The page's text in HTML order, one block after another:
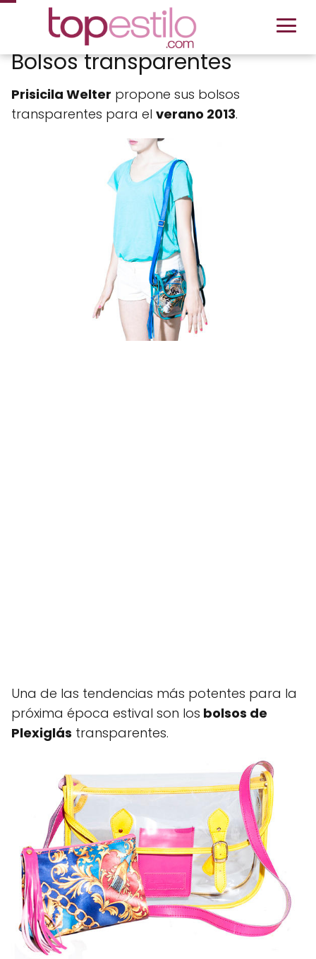
Bolsos transparentes
Prisicila Welter propone sus bolsos
transparentes para el verano 2013.
Una de las tendencias más potentes para la
próxima época estival son los bolsos de
Plexiglás transparentes.